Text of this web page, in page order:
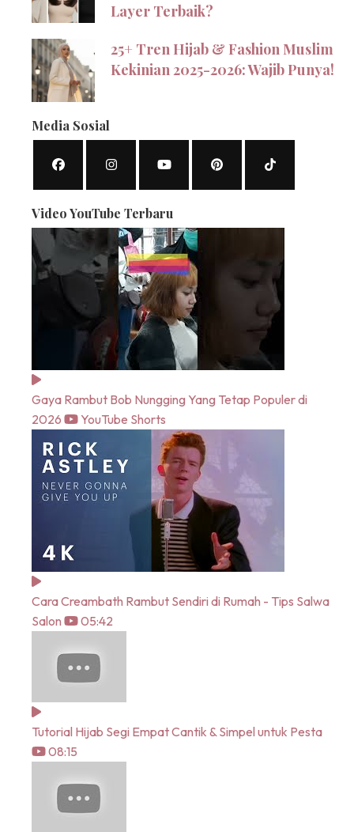
Layer Terbaik?
25+ Tren Hijab & Fashion Muslim
Kekinian 2025-2026: Wajib Punya!
Media Sosial
Video YouTube Terbaru
Gaya Rambut Bob Nungging Yang Tetap Populer di
2026
YouTube Shorts
Cara Creambath Rambut Sendiri di Rumah - Tips Salwa
Salon
05:42
Tutorial Hijab Segi Empat Cantik & Simpel untuk Pesta
08:15